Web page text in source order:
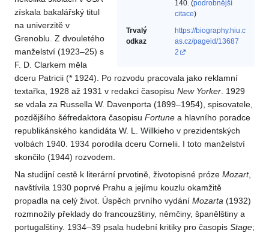
140. (podrobnější
citace)
Trvalý
odkaz
https://biography.hiu.c
as.cz/pageid/13687
2
získala bakalářský titul
na univerzitě v
Grenoblu. Z dvouletého
manželství (1923–25) s
F. D. Clarkem měla
dceru Patricii (* 1924). Po rozvodu pracovala jako reklamní
textařka, 1928 až 1931 v redakci časopisu New Yorker . 1929
se vdala za Russella W. Davenporta (1899–1954), spisovatele,
pozdějšího šéfredaktora časopisu Fortune a hlavního poradce
republikánského kandidáta W. L. Willkieho v prezidentských
volbách 1940. 1934 porodila dceru Cornelii. I toto manželství
skončilo (1944) rozvodem.
Na studijní cestě k literární prvotině, životopisné próze Mozart,
navštívila 1930 poprvé Prahu a jejímu kouzlu okamžitě
propadla na celý život. Úspěch prvního vydání Mozarta (1932)
rozmnožily překlady do francouzštiny, němčiny, španělštiny a
portugalštiny. 1934–39 psala hudební kritiky pro časopis Stage;